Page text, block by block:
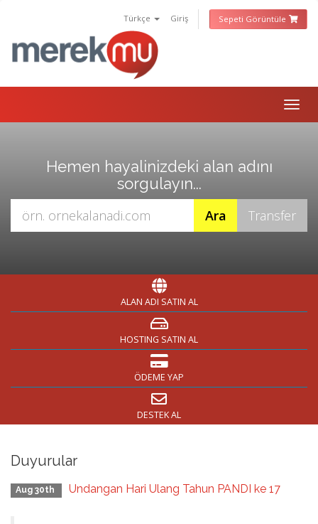
Türkçe Giriş Sepeti Görüntüle
Hemen hayalinizdeki alan adını
sorgulayın...
ALAN ADI SATIN AL
HOSTING SATIN AL
ÖDEME YAP
DESTEK AL
Duyurular
Aug 30th Undangan Hari Ulang Tahun PANDI ke 17